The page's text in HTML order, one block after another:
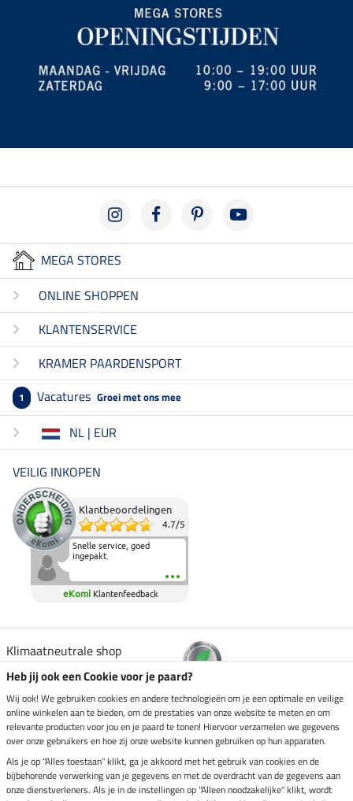
MEGA STORES
ONLINE SHOPPEN
KLANTENSERVICE
KRAMER PAARDENSPORT
1 Vacatures Groei met ons mee
NL | EUR
VEILIG INKOPEN
Klantbeoordelingen
4.7/5
Snelle service, goed
ingepakt.
eKomi Klantenfeedback
Klimaatneutrale shop
Verzending per
Veilig betalen met
Heb jij ook een Cookie voor je paard?
Wij ook! We gebruiken cookies en andere technologieën om je een optimale en veilige
online winkelen aan te bieden, om de prestaties van onze website te meten en om
relevante producten voor jou en je paard te tonen! Hiervoor verzamelen we gegevens
over onze gebruikers en hoe zij onze website kunnen gebruiken op hun apparaten.
Als je op "Alles toestaan" klikt, ga je akkoord met het gebruik van cookies en de
bijbehorende verwerking van je gegevens en met de overdracht van de gegevens aan
onze dienstverleners. Als je in de instellingen op "Alleen noodzakelijke" klikt, wordt